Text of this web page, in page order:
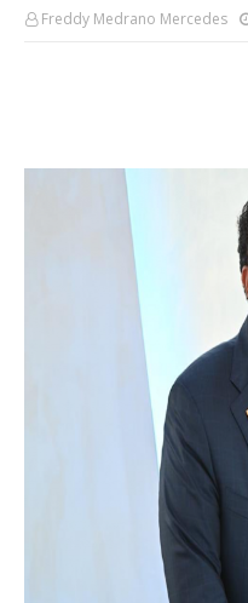
Freddy Medrano Mercedes